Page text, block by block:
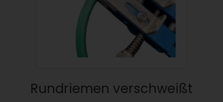
Rundriemen verschweißt